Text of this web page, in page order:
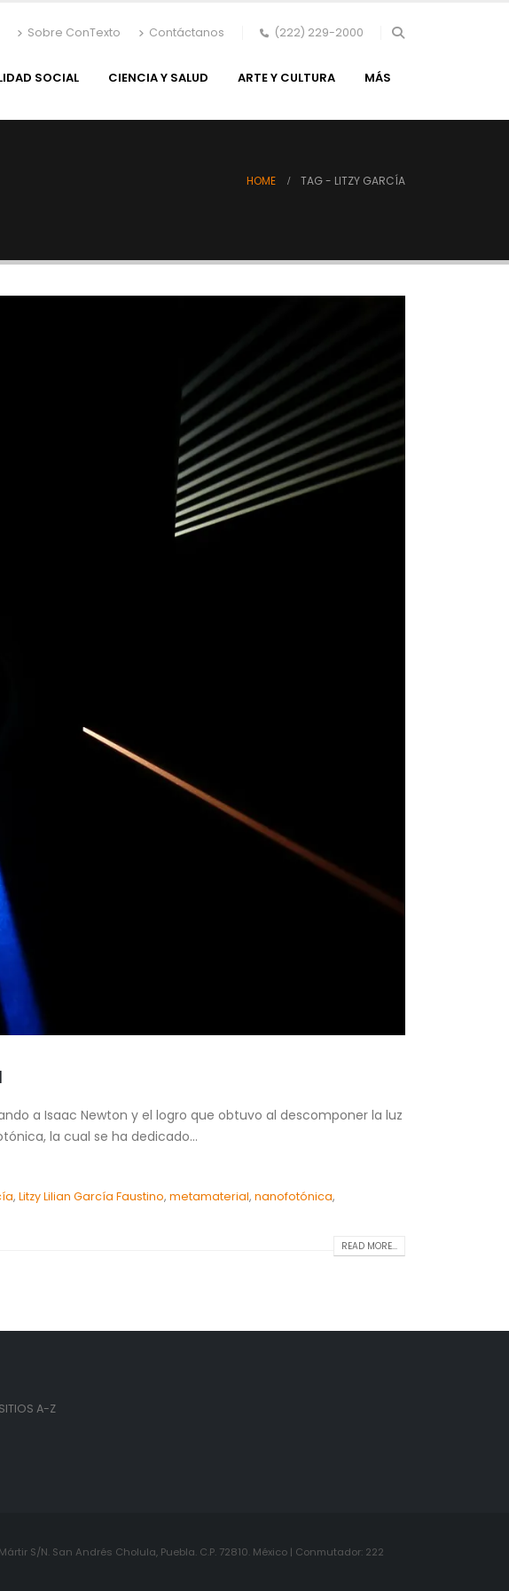
Sobre ConTexto Contáctanos (222) 229-2000
SOCIAL CIENCIA Y SALUD ARTE Y CULTURA MÁS
HOME TAG - LITZY GARCÍA
a Isaac Newton y el logro que obtuvo al descomponer la luz
la cual se ha dedicado...
, Litzy Lilian García Faustino, metamaterial, nanofotónica,
READ MORE...
SITIOS A-Z
S/N. San Andrés Cholula, Puebla. C.P. 72810. México | Conmutador: 222